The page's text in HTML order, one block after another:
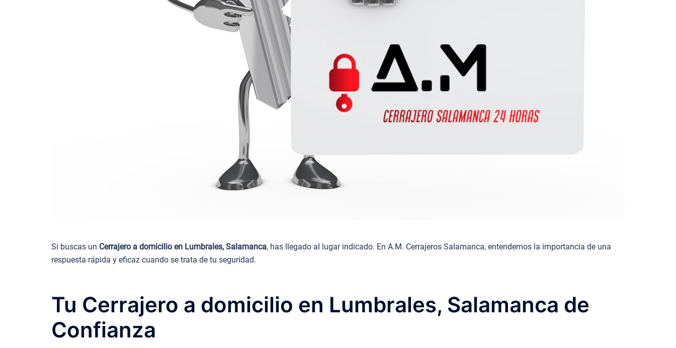
Si buscas un Cerrajero a domicilio en Lumbrales, Salamanca, has llegado al lugar indicado. En A.M. Cerrajeros Salamanca, entendemos la importancia de una
respuesta rápida y eficaz cuando se trata de tu seguridad.
Tu Cerrajero a domicilio en Lumbrales, Salamanca de
Confianza